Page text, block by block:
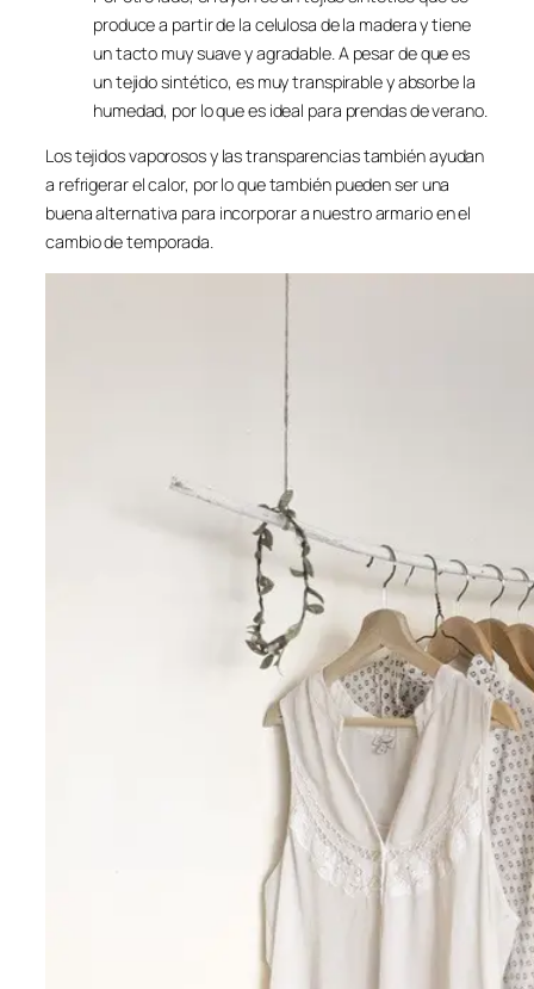
produce a partir de la celulosa de la madera y tiene
un tacto muy suave y agradable. A pesar de que es
un tejido sintético, es muy transpirable y absorbe la
humedad, por lo que es ideal para prendas de verano.
Los tejidos vaporosos y las transparencias también ayudan
a refrigerar el calor, por lo que también pueden ser una
buena alternativa para incorporar a nuestro armario en el
cambio de temporada.